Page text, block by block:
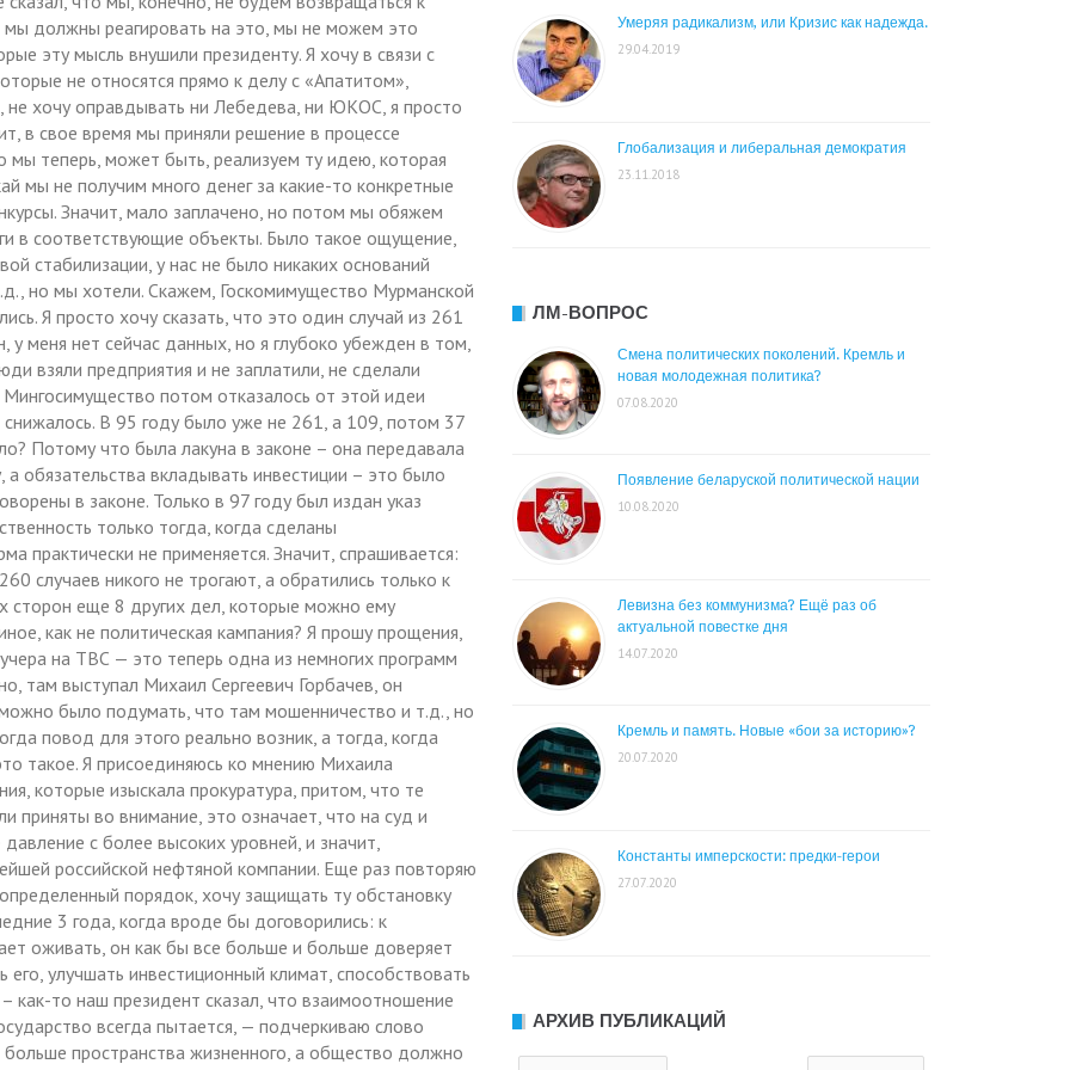
мы должны реагировать на это, мы не можем это
эту мысль внушили президенту. Я хочу в связи с
не относятся прямо к делу с «Апатитом»,
не хочу оправдывать ни Лебедева, ни ЮКОС, я просто
в свое время мы приняли решение в процессе
мы теперь, может быть, реализуем ту идею, которая
мы не получим много денег за какие-то конкретные
Значит, мало заплачено, но потом мы обяжем
в соответствующие объекты. Было такое ощущение,
стабилизации, у нас не было никаких оснований
но мы хотели. Скажем, Госкомимущество Мурманской
Я просто хочу сказать, что это один случай из 261
у меня нет сейчас данных, но я глубоко убежден в том,
взяли предприятия и не заплатили, не сделали
потом отказалось от этой идеи
снижалось. В 95 году было уже не 261, а 109, потом 37
Потому что была лакуна в законе – она передавала
обязательства вкладывать инвестиции – это было
в законе. Только в 97 году был издан указ
только тогда, когда сделаны
практически не применяется. Значит, спрашивается:
случаев никого не трогают, а обратились только к
еще 8 других дел, которые можно ему
как не политическая кампания? Я прошу прощения,
на ТВС — это теперь одна из немногих программ
там выступал Михаил Сергеевич Горбачев, он
было подумать, что там мошенничество и т.д., но
повод для этого реально возник, а тогда, когда
такое. Я присоединяюсь ко мнению Михаила
которые изыскала прокуратура, притом, что те
приняты во внимание, это означает, что на суд и
с более высоких уровней, и значит,
российской нефтяной компании. Еще раз повторяю
порядок, хочу защищать ту обстановку
3 года, когда вроде бы договорились: к
оживать, он как бы все больше и больше доверяет
улучшать инвестиционный климат, способствовать
как-то наш президент сказал, что взаимоотношение
всегда пытается, — подчеркиваю слово
больше пространства жизненного, а общество должно
Умеряя радикализм, или Кризис как надежда.
29.04.2019
Глобализация и либеральная демократия
23.11.2018
ЛМ-ВОПРОС
Смена политических поколений. Кремль и
новая молодежная политика?
07.08.2020
Появление беларуской политической нации
10.08.2020
Левизна без коммунизма? Ещё раз об
актуальной повестке дня
14.07.2020
Кремль и память. Новые «бои за историю»?
20.07.2020
Константы имперскости: предки-герои
27.07.2020
АРХИВ ПУБЛИКАЦИЙ